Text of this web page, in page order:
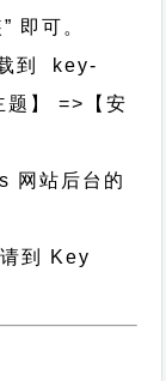
即可。
到 key-
题】 =>【安
网站后台的
到 Key